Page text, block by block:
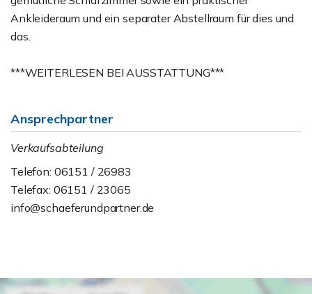
Ankleideraum und ein separater Abstellraum für dies und
das.
***WEITERLESEN BEI AUSSTATTUNG***
Ansprechpartner
Verkaufsabteilung
Telefon: 06151 / 26983
Telefax: 06151 / 23065
info@schaeferundpartner.de